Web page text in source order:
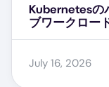
Kubernetesの
ブワークロー
July 16, 2026